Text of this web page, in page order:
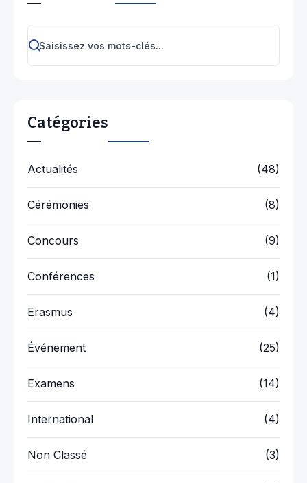
Catégories
Actualités (48)
Cérémonies (8)
Concours (9)
Conférences (1)
Erasmus (4)
Événement (25)
Examens (14)
International (4)
Non Classé (3)